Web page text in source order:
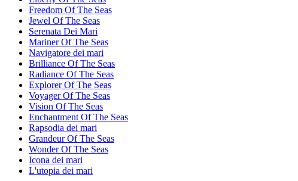
Freedom Of The Seas
Jewel Of The Seas
Serenata Dei Mari
Mariner Of The Seas
Navigatore dei mari
Brilliance Of The Seas
Radiance Of The Seas
Explorer Of The Seas
Voyager Of The Seas
Vision Of The Seas
Enchantment Of The Seas
Rapsodia dei mari
Grandeur Of The Seas
Wonder Of The Seas
Icona dei mari
L'utopia dei mari